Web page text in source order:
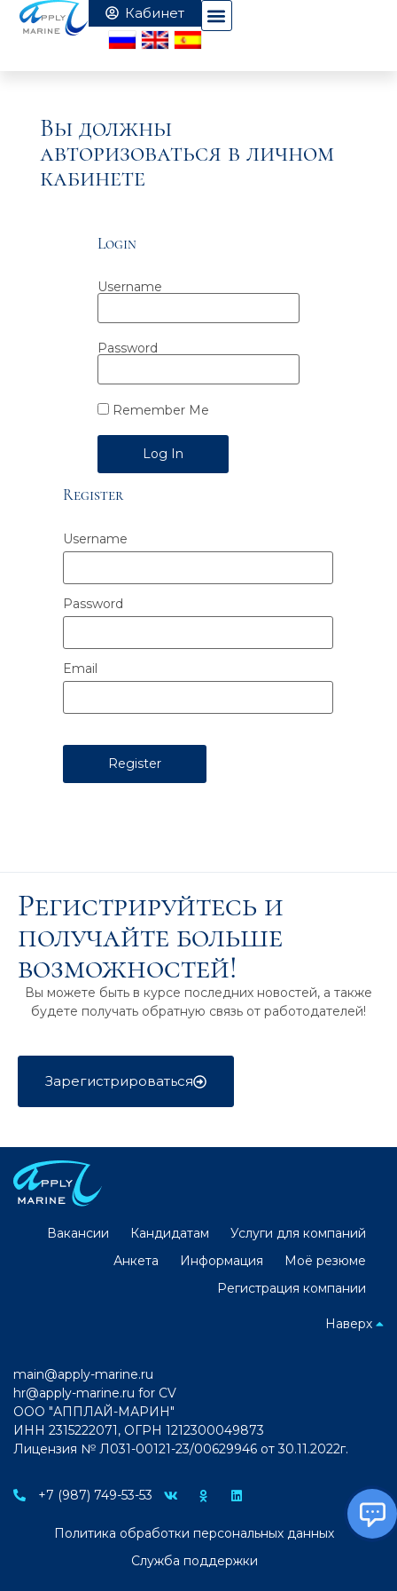
Вы должны
авторизоваться в личном
кабинете
Login
Username
Password
Remember Me
Alternative:
Register
Username
Password
Email
Регистрируйтесь и
получайте больше
возможностей!
Вы можете быть в курсе последних новостей, а также
будете получать обратную связь от работодателей!
Зарегистрироваться
Вакансии Кандидатам
Услуги для компаний
Анкета
Информация
Моё резюме
Регистрация компании
Наверх
main@apply-marine.ru
hr@apply-marine.ru for CV
ООО "АППЛАЙ-МАРИН"
ИНН 2315222071, ОГРН 1212300049873
Лицензия № Л031-00121-23/00629946 от 30.11.2022г.
+7 (987) 749-53-53
Политика обработки персональных данных
Служба поддержки